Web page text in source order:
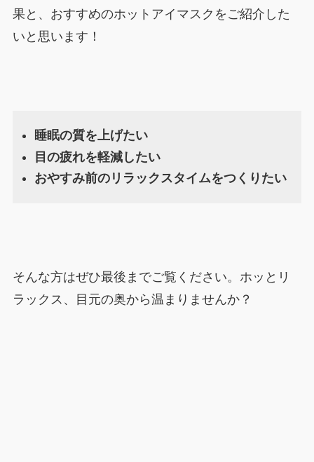
果と、おすすめのホットアイマスクをご紹介した
いと思います！
睡眠の質を上げたい
目の疲れを軽減したい
おやすみ前のリラックスタイムをつくりたい
そんな方はぜひ最後までご覧ください。ホッとリ
ラックス、目元の奥から温まりませんか？